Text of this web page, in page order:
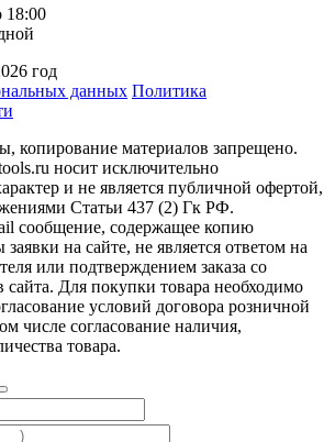
18:00
год
данных Политика
копирование материалов запрещено.
носит исключительно
и не является публичной офертой,
Статьи 437 (2) Гк РФ.
сообщение, содержащее копию
на сайте, не является ответом на
или подтверждением заказа со
сайта. Для покупки товара необходимо
условий договора розничной
числе согласование наличия,
товара.